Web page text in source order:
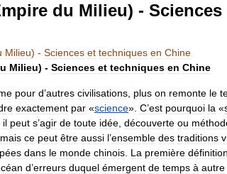
du Milieu) -
Milieu) - Sciences et techniques en Chine
Milieu) - Sciences et techniques en Chine
pour d’autres civilisations plus on remonte le
exactement par «science». C’est pourquoi la «
il peut s’agir de toute idée découverte ou
mais ce peut être aussi l’ensemble des traditions
dans le monde chinois La première définition
d’erreurs duquel émergent de temps à autre